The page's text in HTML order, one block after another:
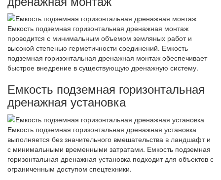
Емкость подземная горизонтальная дренажная монтаж
проводится с минимальным объемом земляных работ и
высокой степенью герметичности соединений. Емкость
подземная горизонтальная дренажная монтаж обеспечивает
быстрое внедрение в существующую дренажную систему.
Емкость подземная горизонтальная
дренажная установка
Емкость подземная горизонтальная дренажная установка
выполняется без значительного вмешательства в ландшафт и
с минимальными временными затратами. Емкость подземная
горизонтальная дренажная установка подходит для объектов с
ограниченным доступом спецтехники.